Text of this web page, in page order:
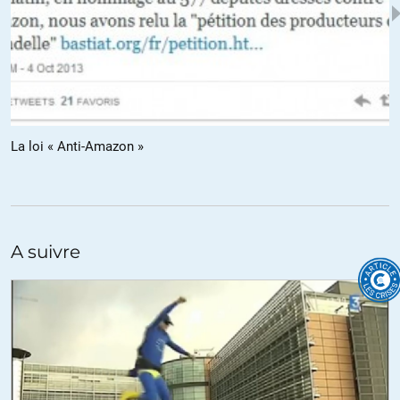
excusez moi @Deres mais je pense qu’il faut attendre d’avoir un
peu de recul historique pour savoir si vos assertions sont justes.
Franck//17.07.2014 à 11h36
ce n’est pas juste un super business model, c’est aussi une
machine à briser la concurrence (et je ne parle pas des
La loi « Anti-Amazon »
A suivre